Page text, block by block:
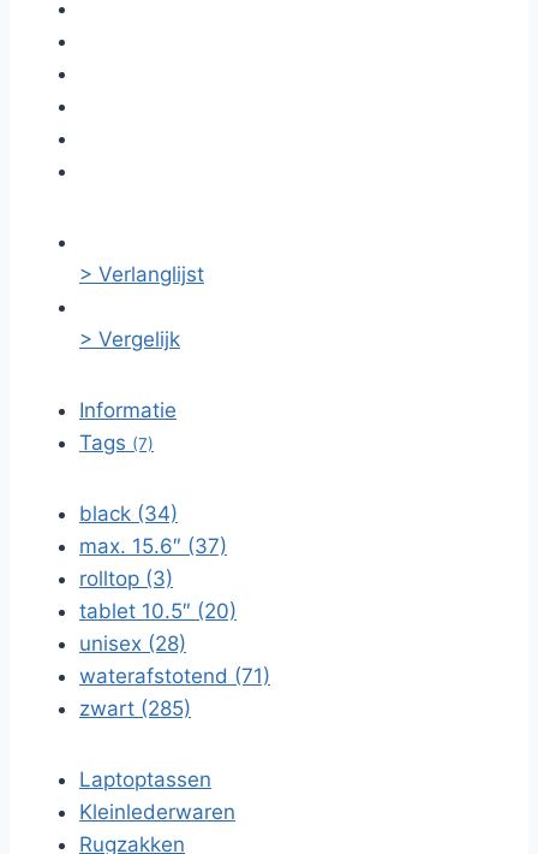
> Verlanglijst
> Vergelijk
Informatie
Tags (7)
black (34)
max. 15.6″ (37)
rolltop (3)
tablet 10.5″ (20)
unisex (28)
waterafstotend (71)
zwart (285)
Laptoptassen
Kleinlederwaren
Rugzakken